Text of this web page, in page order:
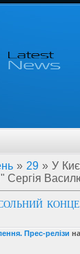
» 29 » У
Сергія
Прес-релізи